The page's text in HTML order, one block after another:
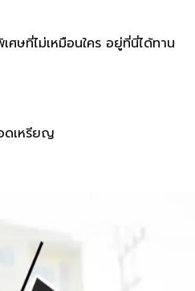
ษที่ไม่เหมือนใคร อยู่ที่นี่ได้ทาน
ดเหรียญ